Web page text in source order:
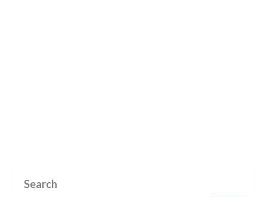
Search